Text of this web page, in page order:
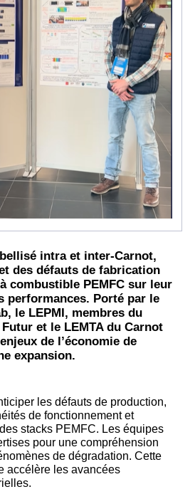
intra et inter-Carnot,
des défauts de fabrication
combustible PEMFC sur leur
performances. Porté par le
le LEPMI, membres du
et le LEMTA du Carnot
de l’économie de
expansion.
les défauts de production,
de fonctionnement et
stacks PEMFC. Les équipes
pour une compréhension
de dégradation. Cette
accélère les avancées